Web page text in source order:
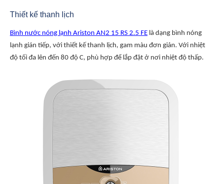
Thiết kế thanh lịch
Bình nước nóng lạnh Ariston AN2 15 RS 2.5 FE là dạng bình nóng
lạnh gián tiếp, với thiết kế thanh lịch, gam màu đơn giản. Với nhiệt
độ tối đa lên đến 80 độ C, phù hợp để lắp đặt ở nơi nhiệt độ thấp.